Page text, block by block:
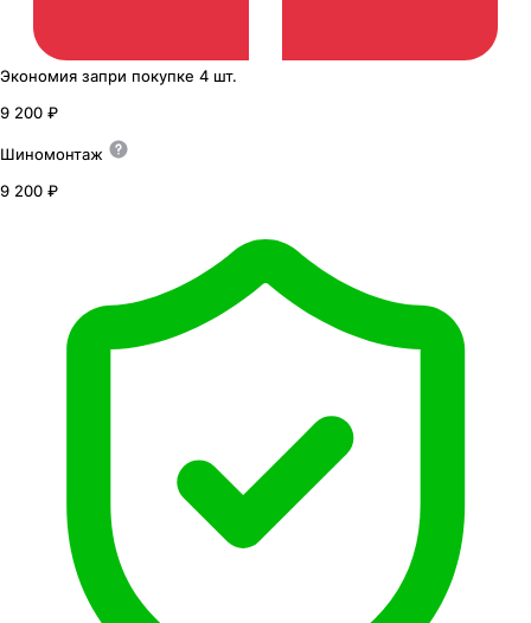
Экономия запри покупке 4 шт.
9 200 ₽
Шиномонтаж
9 200 ₽